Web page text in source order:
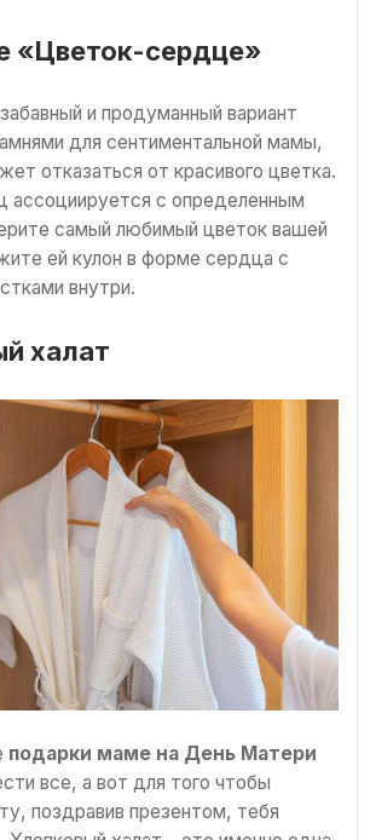
«Цветок-сердце»
и продуманный вариант
для сентиментальной мамы,
отказаться от красивого цветка.
с определенным
самый любимый цветок вашей
ей кулон в форме сердца с
внутри.
халат
подарки маме на День Матери
все, а вот для того чтобы
поздравив презентом, тебя